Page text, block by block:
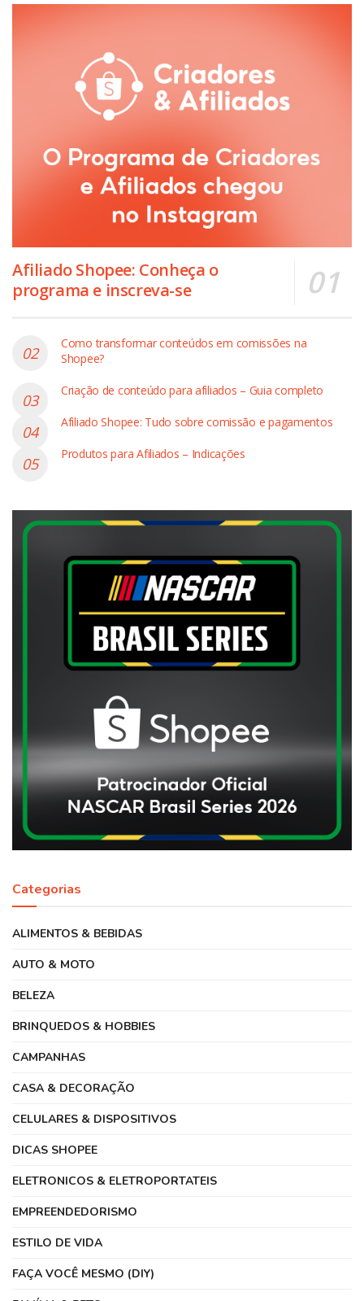
Afiliado Shopee: Conheça o
programa e inscreva-se
Como transformar conteúdos em comissões na
Shopee?
Criação de conteúdo para afiliados – Guia completo
Afiliado Shopee: Tudo sobre comissão e pagamentos
Produtos para Afiliados – Indicações
Categorias
ALIMENTOS & BEBIDAS
AUTO & MOTO
BELEZA
BRINQUEDOS & HOBBIES
CAMPANHAS
CASA & DECORAÇÃO
CELULARES & DISPOSITIVOS
DICAS SHOPEE
ELETRONICOS & ELETROPORTATEIS
EMPREENDEDORISMO
ESTILO DE VIDA
FAÇA VOCÊ MESMO (DIY)